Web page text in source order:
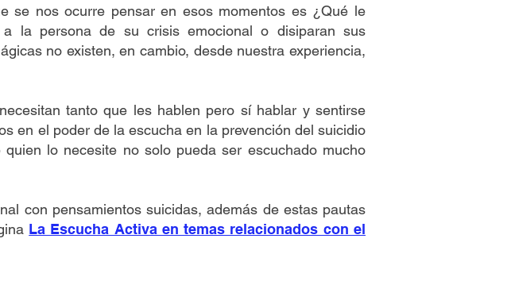
se nos ocurre pensar en esos momentos es ¿Qué le
la persona de su crisis emocional o disiparan sus
no existen, en cambio, desde nuestra experiencia,
tanto que les hablen pero sí hablar y sentirse
en el poder de la escucha en la prevención del suicidio
lo necesite no solo pueda ser escuchado mucho
con pensamientos suicidas, además de estas pautas
La Escucha Activa en temas relacionados con el